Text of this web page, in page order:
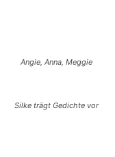
Angie, Anna, Meggie
Silke trägt Gedichte vor